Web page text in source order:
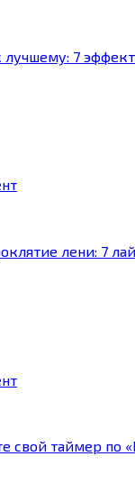
7
лени: 7
свой таймер по